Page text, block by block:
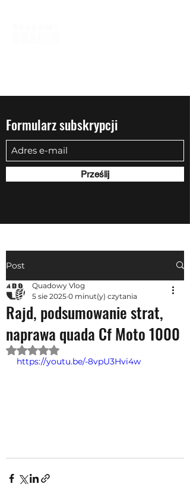
Formularz subskrypcji
Prześlij
Post
Rajd, podsumowanie strat,
naprawa quada Cf Moto 1000
Quadowy Vlog
5 sie 2025 0 minut(y) czytania
Oceniono na NaN z 5 gwiazdek.
https://youtu.be/-8vpU3Hvi4w